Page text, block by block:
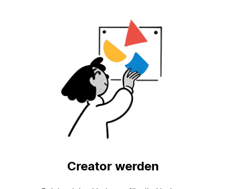
Creator werden